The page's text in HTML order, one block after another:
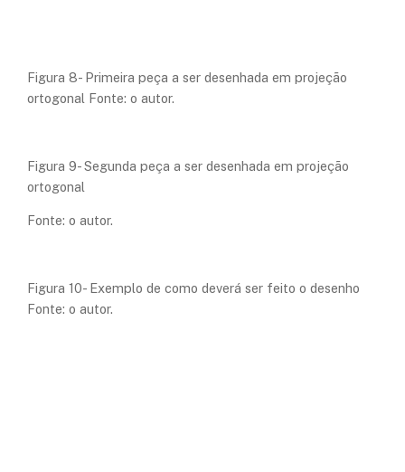
Figura 8- Primeira peça a ser desenhada em projeção
ortogonal Fonte: o autor.
Figura 9- Segunda peça a ser desenhada em projeção
ortogonal
Fonte: o autor.
Figura 10- Exemplo de como deverá ser feito o desenho
Fonte: o autor.